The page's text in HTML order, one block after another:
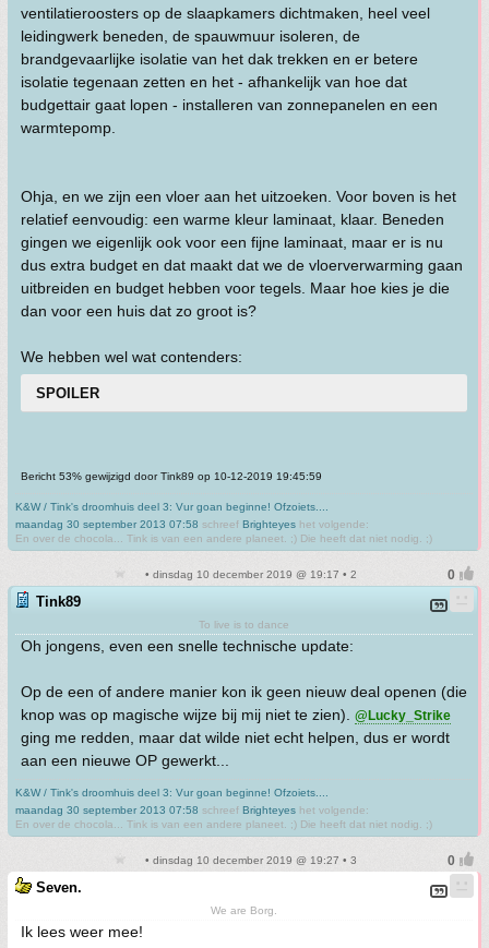
ventilatieroosters op de slaapkamers dichtmaken, heel veel
leidingwerk beneden, de spauwmuur isoleren, de
brandgevaarlijke isolatie van het dak trekken en er betere
isolatie tegenaan zetten en het - afhankelijk van hoe dat
budgettair gaat lopen - installeren van zonnepanelen en een
warmtepomp.
Ohja, en we zijn een vloer aan het uitzoeken. Voor boven is het
relatief eenvoudig: een warme kleur laminaat, klaar. Beneden
gingen we eigenlijk ook voor een fijne laminaat, maar er is nu
dus extra budget en dat maakt dat we de vloerverwarming gaan
uitbreiden en budget hebben voor tegels. Maar hoe kies je die
dan voor een huis dat zo groot is?
We hebben wel wat contenders:
SPOILER
Bericht 53% gewijzigd door Tink89 op 10-12-2019 19:45:59
K&W / Tink's droomhuis deel 3: Vur goan beginne! Ofzoiets....
maandag 30 september 2013 07:58 schreef Brighteyes het volgende:
En over de chocola... Tink is van een andere planeet. ;) Die heeft dat niet nodig. ;)
• dinsdag 10 december 2019 @ 19:17 • 2
Tink89
To live is to dance
Oh jongens, even een snelle technische update:
Op de een of andere manier kon ik geen nieuw deal openen (die
knop was op magische wijze bij mij niet te zien). @Lucky_Strike
ging me redden, maar dat wilde niet echt helpen, dus er wordt
aan een nieuwe OP gewerkt...
K&W / Tink's droomhuis deel 3: Vur goan beginne! Ofzoiets....
maandag 30 september 2013 07:58 schreef Brighteyes het volgende:
En over de chocola... Tink is van een andere planeet. ;) Die heeft dat niet nodig. ;)
• dinsdag 10 december 2019 @ 19:27 • 3
Seven.
We are Borg.
Ik lees weer mee!